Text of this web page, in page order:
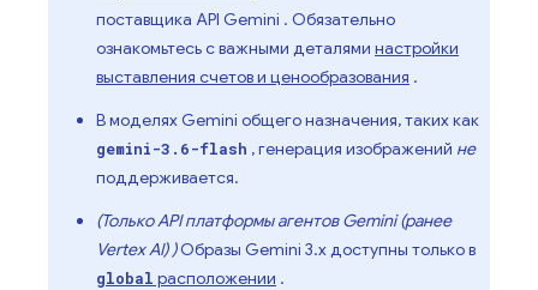
поставщика API Gemini . Обязательно
ознакомьтесь с важными деталями настройки
выставления счетов и ценообразования .
В моделях Gemini общего назначения, таких как
gemini-3.6-flash , генерация изображений не
поддерживается.
(ТолькоAPIплатформы агентовGemini (ранее
Vertex AI)) Образы Gemini 3.xдоступны только в
global расположении .